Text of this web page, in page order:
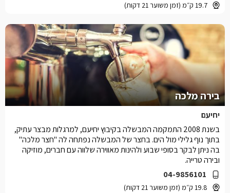
19.7 ק״מ (זמן משוער 21 דקות)
בירה מלכה
יחיעם
04-9856101
19.8 ק״מ (זמן משוער 21 דקות)
בשנת 2008 התמקמה המבשלה בקיבוץ יחיעם, למרגלות מבצר עתיק,
בתוך נוף גלילי מול הים. בחצר של המבשלה נפתחה לה "חצר מלכה"
בה ניתן לבקר בסופי שבוע ולהינות מאווירה שלווה עם חברים, מוזיקה
ובירה טרייה.